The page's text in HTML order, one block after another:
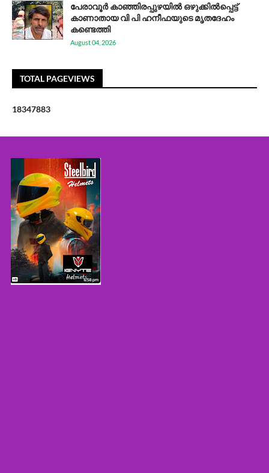
പേരാവൂർ കാഞ്ഞിരപ്പുഴയിൽ ഒഴുക്കിൽപ്പെട്ട്
കാണാതായ വി പി ഹനീഫയുടെ മൃതദേഹം
കണ്ടെത്തി
August 04, 2026
TOTAL PAGEVIEWS
18347883